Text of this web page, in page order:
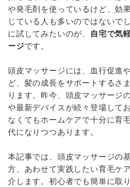
や発毛剤を使っているけど、効
じている人も多いのではないで
に試してみたいのが、 自宅で気
ージです。
頭皮マッサージには、血行促進
ど、髪の成長をサポートするさ
ります。昨今、頭皮マッサージ
や最新デバイスが続々登場して
なくてもホームケアで十分に育
代になりつつあります。
本記事では、頭皮マッサージの
方、あわせて実践したい育毛ケ
介します。初心者でも簡単に取